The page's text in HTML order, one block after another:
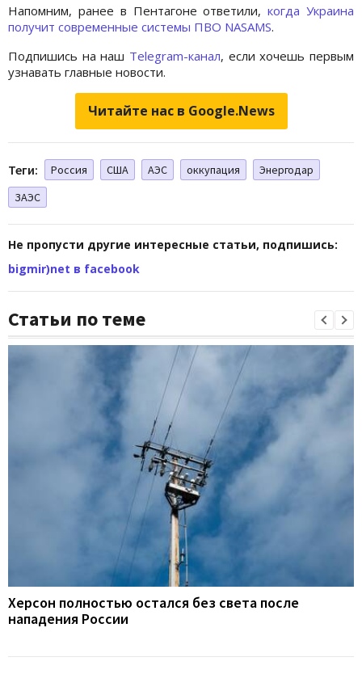
Напомним, ранее в Пентагоне ответили,когда Украина
получит современные системы ПВО NASAMS.
Подпишись на наш Telegram-канал, если хочешь первым
узнавать главные новости.
Читайте нас в Google.News
Теги: Россия США АЭС оккупация
Энергодар
ЗАЭС
Не пропусти другие интересные статьи, подпишись:
bigmir)net в facebook
Статьи по теме
Херсон полностью остался без света после
нападения России